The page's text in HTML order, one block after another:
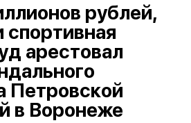
рублей,
спортивная
арестовал
Петровской
в Воронеже